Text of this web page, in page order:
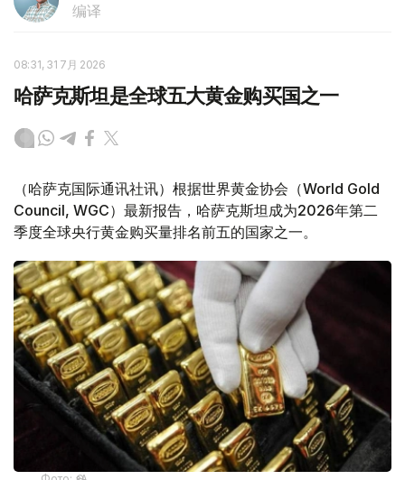
编译
08:31, 31 7月 2026
哈萨克斯坦是全球五大黄金购买国之一
（哈萨克国际通讯社讯）根据世界黄金协会（World Gold
Council, WGC）最新报告，哈萨克斯坦成为2026年第二
季度全球央行黄金购买量排名前五的国家之一。